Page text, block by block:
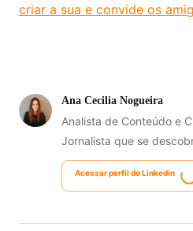
criar a sua e convide os
Ana Cecilia Nogueira
Analista de Conteúdo e
Jornalista que se
Acessar perfil do Linkedin